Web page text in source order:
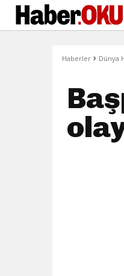
Haberler › Dünya